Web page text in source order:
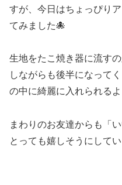
すが、今日はちょっぴり
てみました🐙
生地をたこ焼き器に流す
しながらも後半になって
の中に綺麗に入れられるよ
まわりのお友達からも「
とっても嬉しそうにしてい